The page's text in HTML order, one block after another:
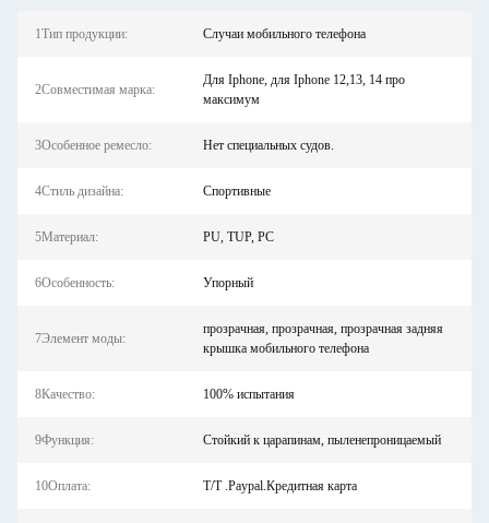
1Тип продукции: Случаи мобильного телефона
2Совместимая марка:
Для Iphone, для Iphone 12,13, 14 про
максимум
3Особенное ремесло: Нет специальных судов.
4Стиль дизайна: Спортивные
5Материал: PU, TUP, PC
6Особенность: Упорный
7Элемент моды:
прозрачная, прозрачная, прозрачная задняя
крышка мобильного телефона
8Качество: 100% испытания
9Функция: Стойкий к царапинам, пыленепроницаемый
10Оплата: T/T .Paypal.Кредитная карта